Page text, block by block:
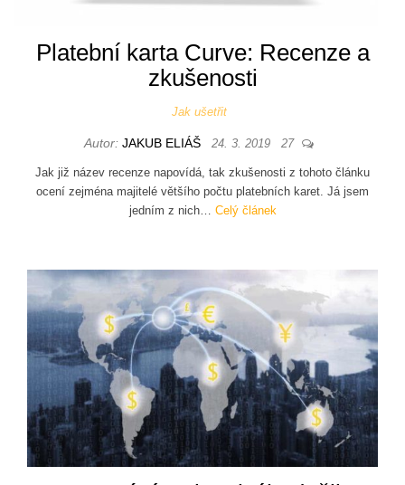
Platební karta Curve: Recenze a
zkušenosti
Jak ušetřit
Autor: JAKUB ELIÁŠ 24. 3. 2019 27
Jak již název recenze napovídá, tak zkušenosti z tohoto článku
ocení zejména majitelé většího počtu platebních karet. Já jsem
jedním z nich… Celý článek